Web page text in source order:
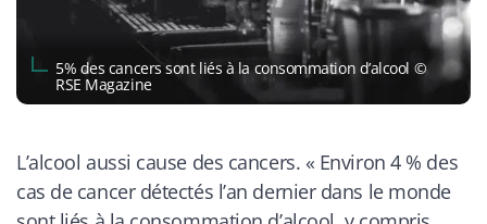
​5% des cancers sont liés à la consommation d’alcool ©
RSE Magazine
L’alcool aussi cause des cancers. « Environ 4 % des
cas de cancer détectés l’an dernier dans le monde